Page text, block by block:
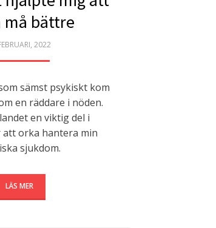
må bättre
2022
sämst psykiskt kom
en räddare i nöden.
en viktig del i
orka hantera min
sjukdom.
LÄS MER